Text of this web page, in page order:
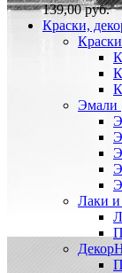
139,00 руб.
Краски,
Краски
Эмали
Лаки и
Декор